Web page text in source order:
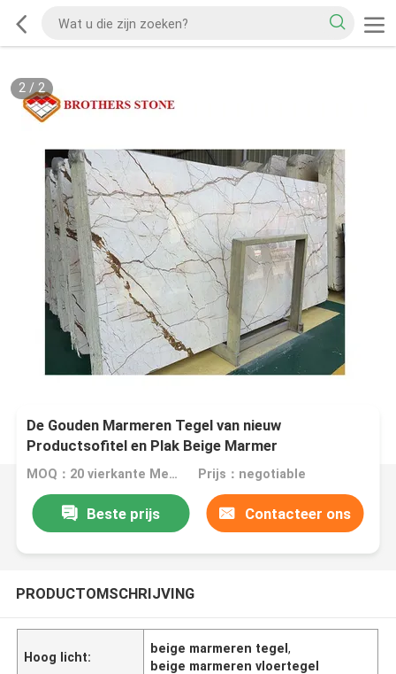
2/2
De Gouden Marmeren Tegel van nieuw
Productsofitel en Plak Beige Marmer
MOQ：20 vierkante Meter/Vierkant Prijs：negotiable
Beste prijs Contacteer ons
PRODUCTOMSCHRIJVING
Hoog licht:
beige marmeren tegel,
beige marmeren vloertegel